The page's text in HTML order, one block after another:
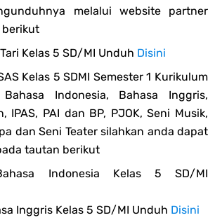
melalui website partner
berikut
Kelas 5 SD/MI Unduh Disini
Kelas 5 SDMI Semester 1 Kurikulum
Indonesia, Bahasa Inggris,
IPAS, PAI dan BP, PJOK, Seni Musik,
dan Seni Teater silahkan anda dapat
tautan berikut
Indonesia Kelas 5 SD/MI
Inggris Kelas 5 SD/MI Unduh Disini